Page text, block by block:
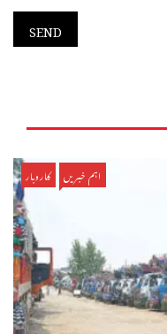
اہم خبریں کاروبار